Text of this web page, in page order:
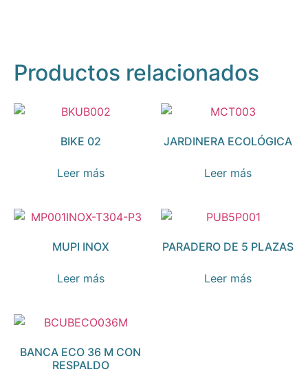
Productos relacionados
BIKE 02
Leer más
JARDINERA ECOLÓGICA
Leer más
MUPI INOX
Leer más
PARADERO DE 5 PLAZAS
Leer más
BANCA ECO 36 M CON
RESPALDO